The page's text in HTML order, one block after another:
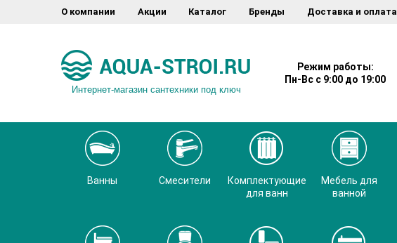
О компании Акции Каталог Бренды Доставка и оплата
Интернет-магазин сантехники под ключ
Режим работы:
Пн-Вс с 9:00 до 19:00
Ванны Смесители
Комплектующие
для ванн
Мебель для
ванной